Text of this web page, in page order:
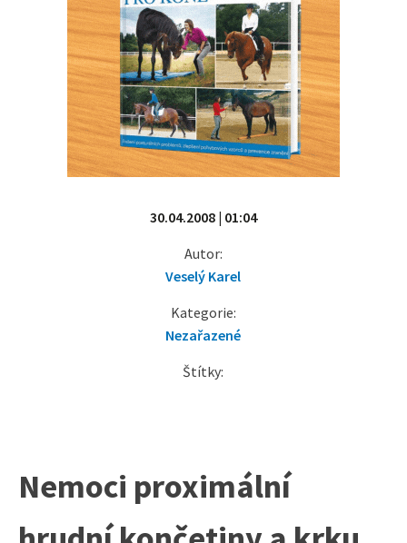
30.04.2008 | 01:04
Autor:
Veselý Karel
Kategorie:
Nezařazené
Štítky:
Nemoci proximální